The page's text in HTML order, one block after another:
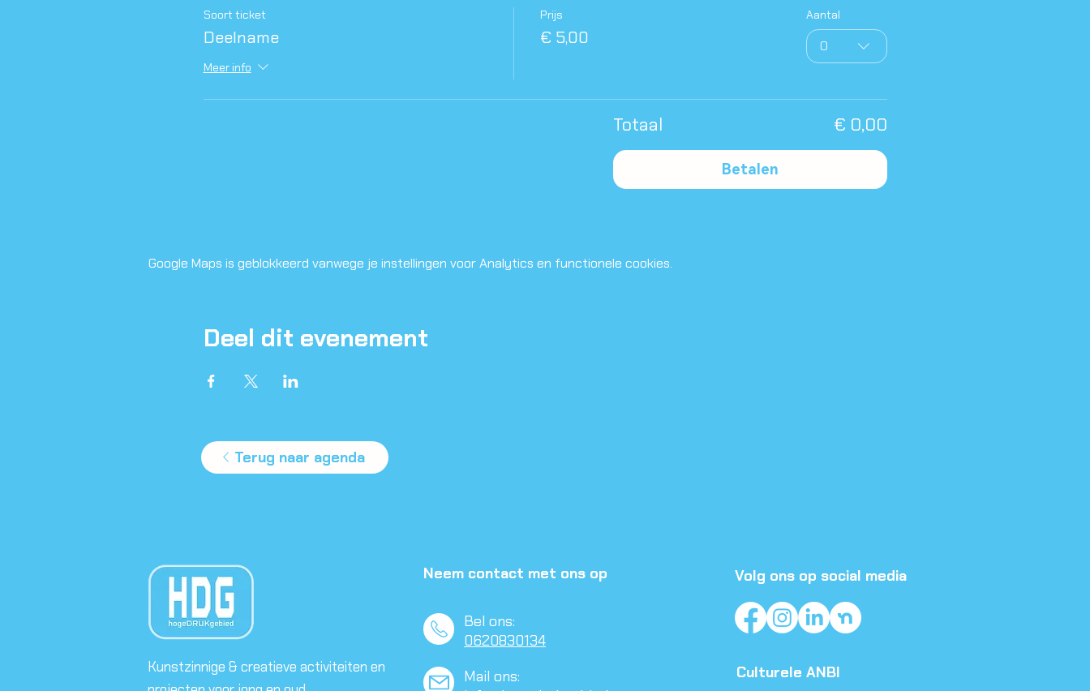
Soort ticket
Deelname
Meer info
Prijs
€ 5,00
Aantal
0
Totaal € 0,00
Betalen
Google Maps is geblokkeerd vanwege je instellingen voor Analytics en functionele cookies.
Deel dit evenement
Terug naar agenda
Kunstzinnige & creatieve activiteiten en
Neem contact met ons op
Bel ons:
0620830134
Mail ons:
Volg ons op social media
Culturele ANBI